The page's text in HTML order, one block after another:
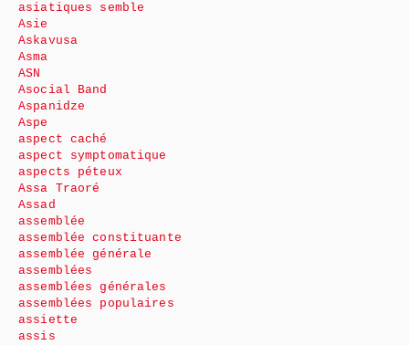
asiatiques semble
Asie
Askavusa
Asma
ASN
Asocial Band
Aspanidze
Aspe
aspect caché
aspect symptomatique
aspects péteux
Assa Traoré
Assad
assemblée
assemblée constituante
assemblée générale
assemblées
assemblées générales
assemblées populaires
assiette
assis